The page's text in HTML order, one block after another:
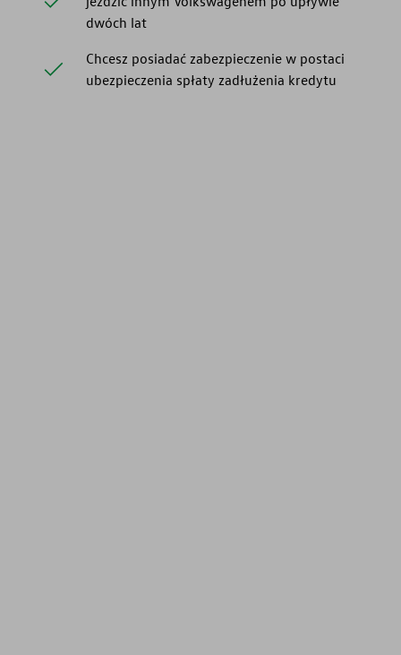
dwóch lat
Chcesz posiadać zabezpieczenie w postaci
ubezpieczenia spłaty zadłużenia kredytu